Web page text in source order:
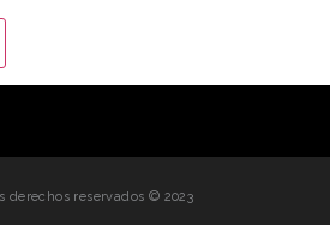
derechos reservados © 2023